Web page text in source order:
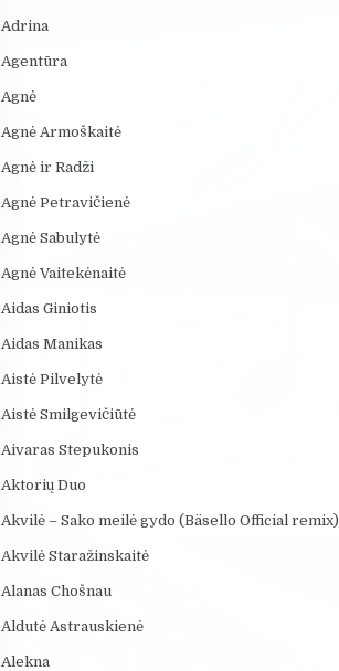
Adrina
Agentūra
Agnė
Agnė Armoškaitė
Agnė ir Radži
Agnė Petravičienė
Agnė Sabulytė
Agnė Vaitekėnaitė
Aidas Giniotis
Aidas Manikas
Aistė Pilvelytė
Aistė Smilgevičiūtė
Aivaras Stepukonis
Aktorių Duo
Akvilė – Sako meilė gydo (Bäsello Official remix)
Akvilė Staražinskaitė
Alanas Chošnau
Aldutė Astrauskienė
Alekna